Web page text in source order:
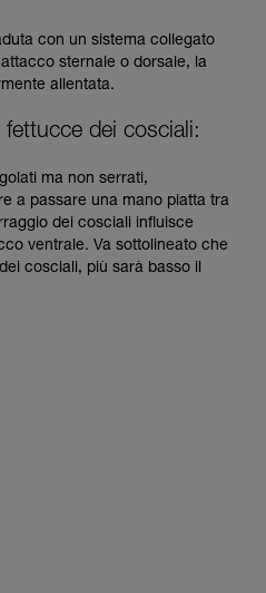
con un sistema collegato
sternale o dorsale, la
allentata.
dei cosciali:
ma non serrati,
a passare una mano piatta tra
dei cosciali influisce
ventrale. Va sottolineato che
cosciali, più sarà basso il